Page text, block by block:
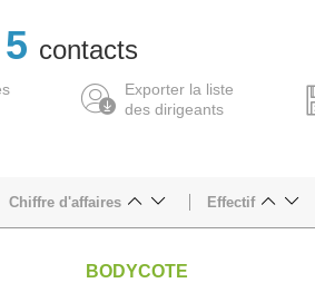
5 contacts
Exporter la liste
des dirigeants
Chiffre d'affaires Effectif
BODYCOTE